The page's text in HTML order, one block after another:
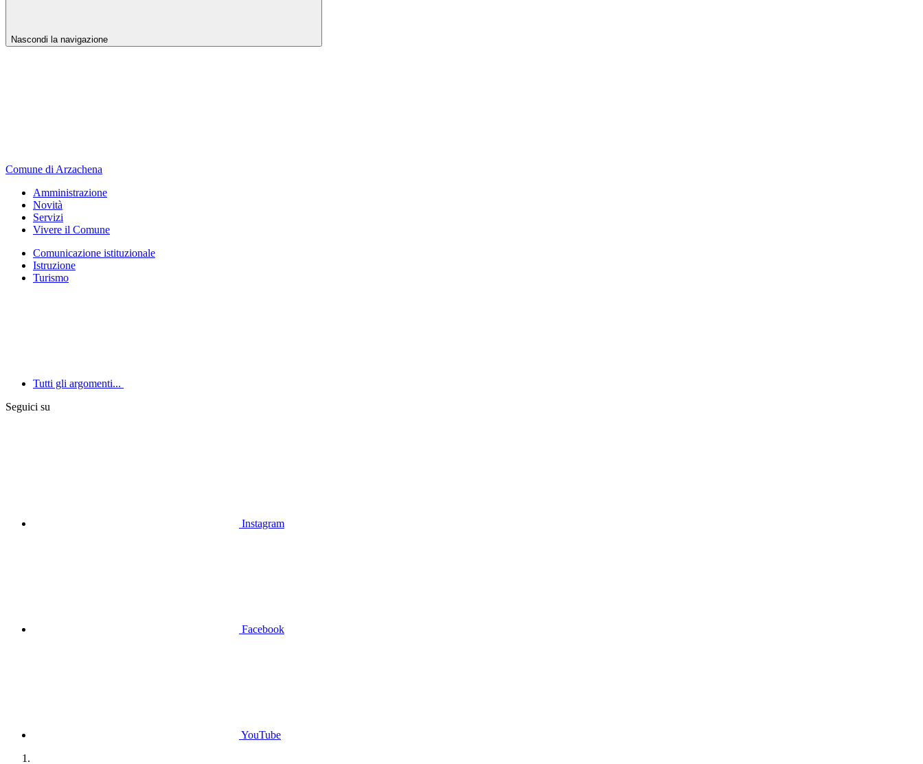
Nascondi la navigazione
Comune di Arzachena
Amministrazione
Novità
Servizi
Vivere il Comune
Comunicazione istituzionale
Istruzione
Turismo
Tutti gli argomenti...
Seguici su
Instagram
Facebook
YouTube